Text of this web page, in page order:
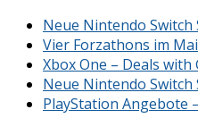
Neue Nintendo Switch
Vier Forzathons im Mai
Xbox One – Deals with
Neue Nintendo Switch
PlayStation Angebote